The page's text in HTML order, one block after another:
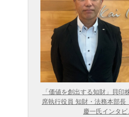
「価値を創出する知財」貝
席執行役員 知財・法務本部
慶一氏インタビ